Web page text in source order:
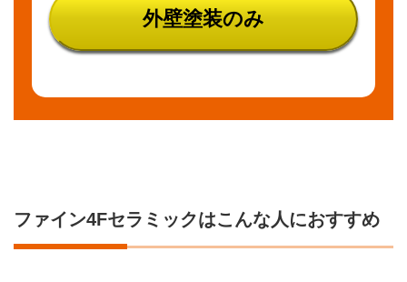
外壁塗装のみ
ファイン4Fセラミックはこんな人におすすめ